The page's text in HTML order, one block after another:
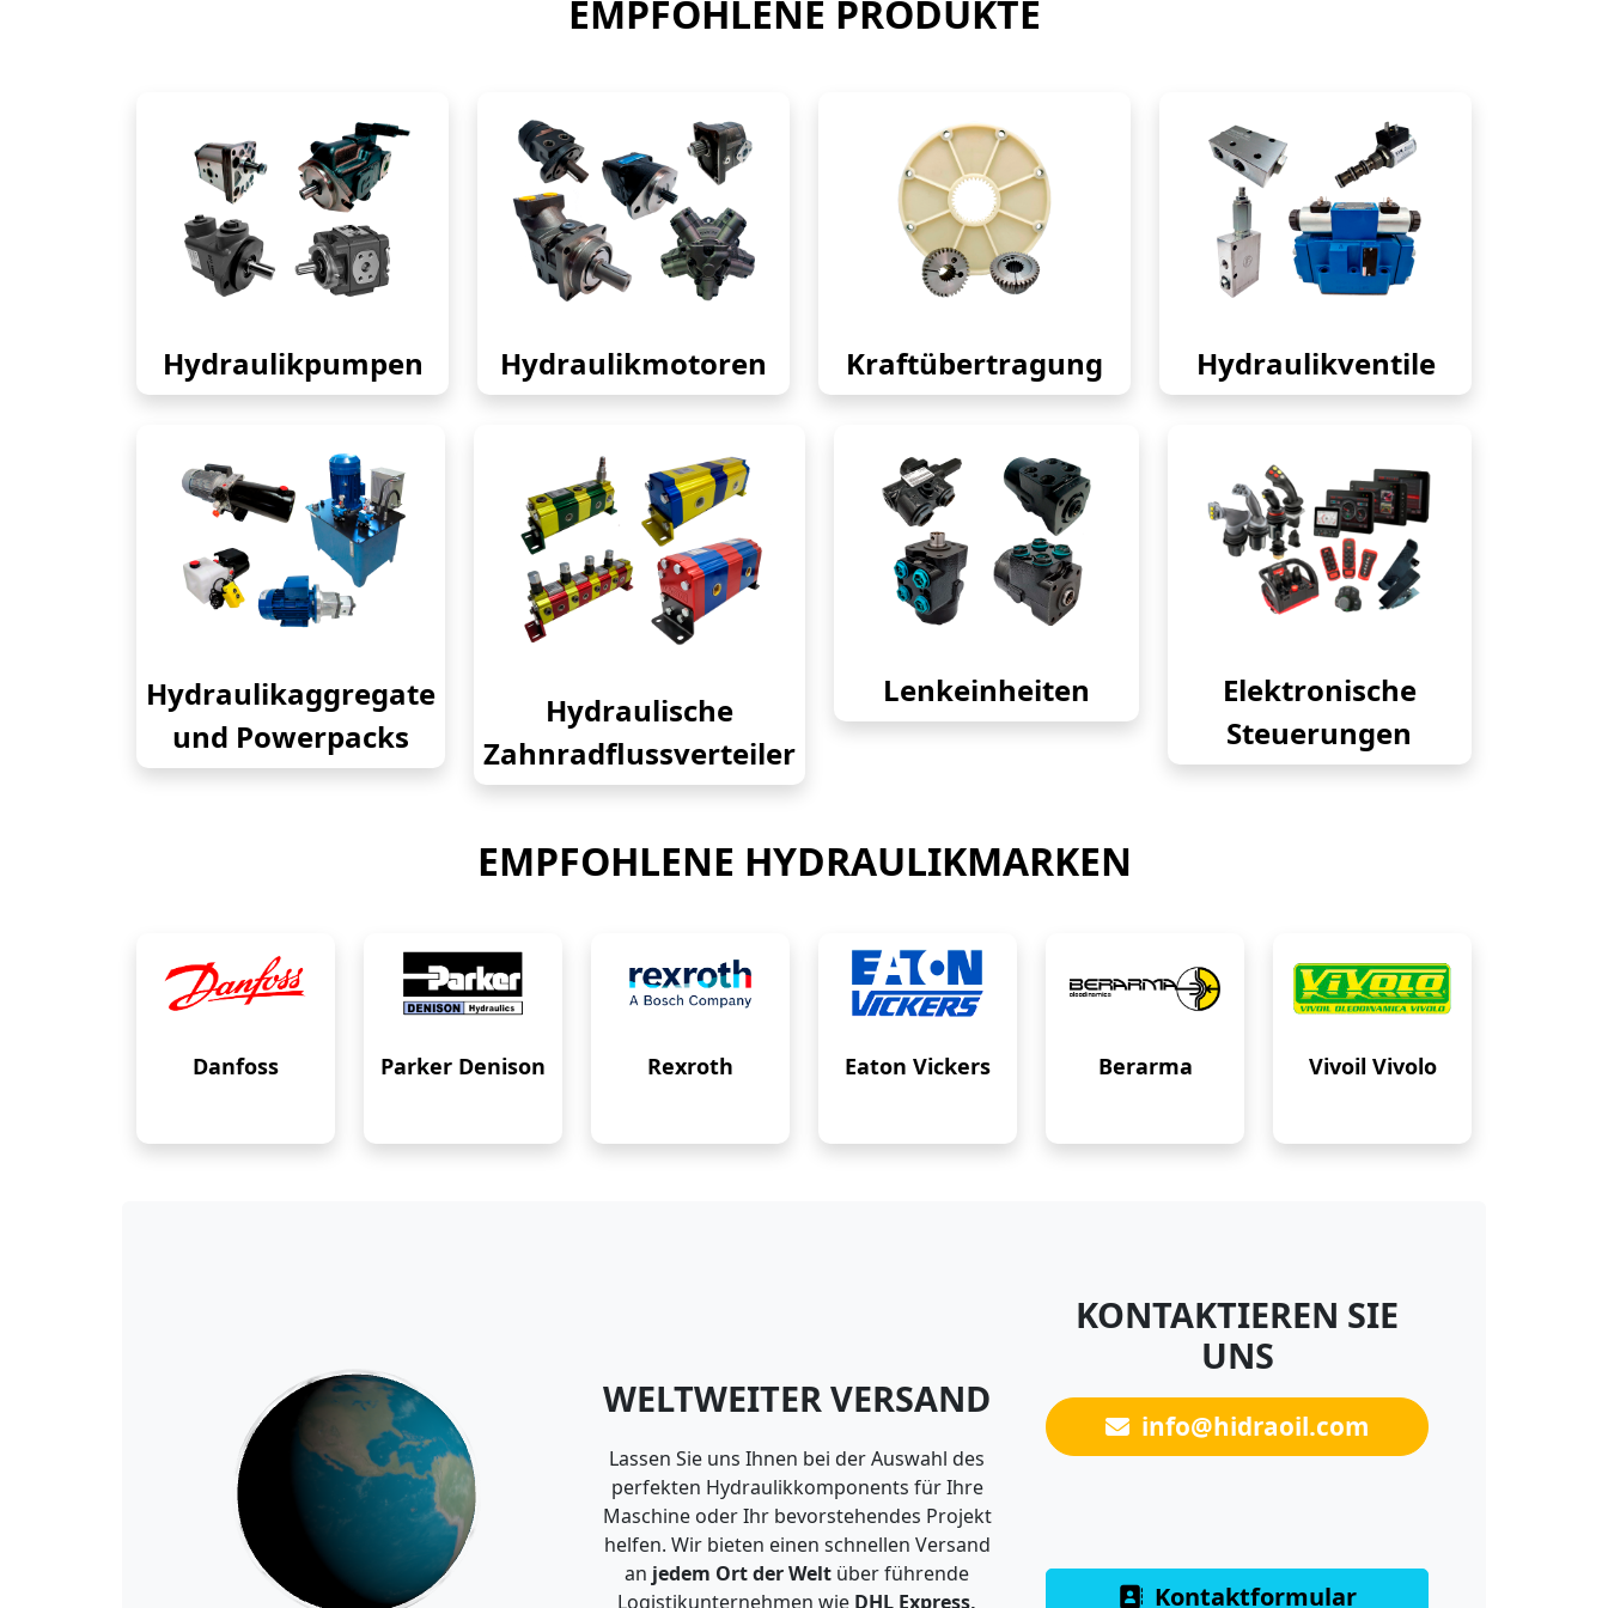
EMPFOHLENE PRODUKTE
Hydraulikpumpen Hydraulikmotoren Kraftübertragung Hydraulikventile
Hydraulikaggregate
und Powerpacks
Hydraulische
Zahnradflussverteiler
Lenkeinheiten
Elektronische
Steuerungen
EMPFOHLENE HYDRAULIKMARKEN
Danfoss Parker Denison Rexroth Eaton Vickers Berarma Vivoil Vivolo
WELTWEITER VERSAND
Lassen Sie uns Ihnen bei der Auswahl des
perfekten Hydraulikkomponents für Ihre
Maschine oder Ihr bevorstehendes Projekt
helfen. Wir bieten einen schnellen Versand
an jedem Ort der Welt über führende
Logistikunternehmen wie DHL Express,
KONTAKTIEREN SIE
UNS
info@hidraoil.com
Kontaktformular